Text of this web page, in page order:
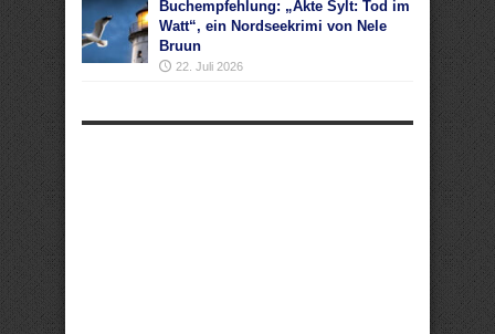
Buchempfehlung: „Akte Sylt: Tod im
Watt“, ein Nordseekrimi von Nele
Bruun
22. Juli 2026